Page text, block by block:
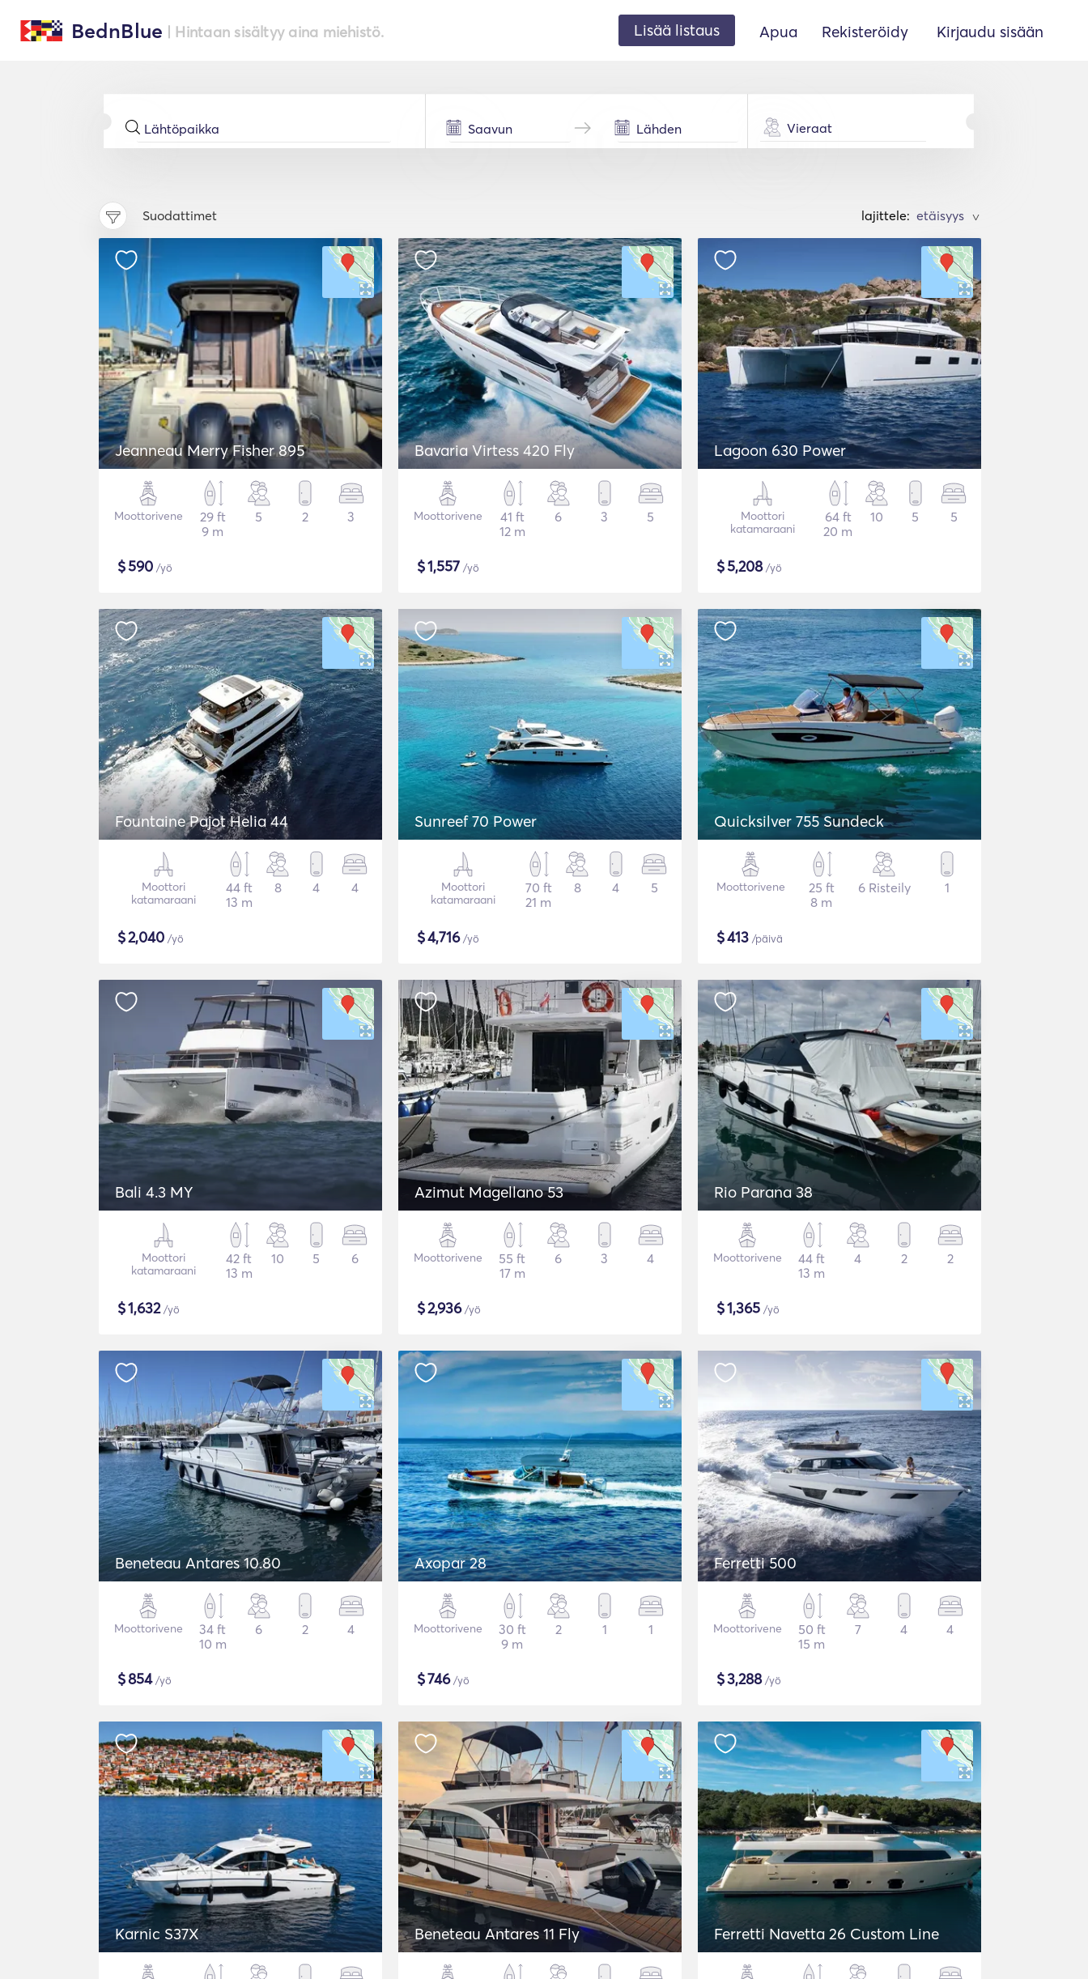
BednBlue | Hintaan sisältyy aina miehistö. Lisää listaus Apua Rekisteröidy Kirjaudu sisään
Vieraat
Suodattimet lajittele: >
Jeanneau Merry Fisher 895
Moottorivene
29 ft
9 m
5 2 3
$590 /yö
Bavaria Virtess 420 Fly
Moottorivene
41 ft
12 m
6 3 5
$1,557 /yö
Lagoon 630 Power
Moottori
katamaraani
64 ft
20 m
10 5 5
$5,208/yö
Fountaine Pajot Helia 44
Moottori
katamaraani
44 ft
13 m
8 4 4
$2,040 /yö
Sunreef 70 Power
Moottori
katamaraani
70 ft
21 m
8 4 5
$4,716/yö
Quicksilver 755 Sundeck
Moottorivene
25 ft
8 m
6 Risteily 1
$413 /päivä
Bali 4.3 MY
Moottori
katamaraani
42 ft
13 m
10 5 6
$1,632/yö
Azimut Magellano 53
Moottorivene
55 ft
17 m
6 3 4
$2,936/yö
Rio Parana 38
Moottorivene
44 ft
13 m
4 2 2
$1,365 /yö
Beneteau Antares 10.80
Moottorivene
34 ft
10 m
6 2 4
$854/yö
Axopar 28
Moottorivene
30 ft
9 m
2 1 1
$746/yö
Ferretti 500
Moottorivene
50 ft
15 m
7 4 4
$3,288/yö
Karnic S37X Beneteau Antares 11 Fly Ferretti Navetta 26 Custom Line